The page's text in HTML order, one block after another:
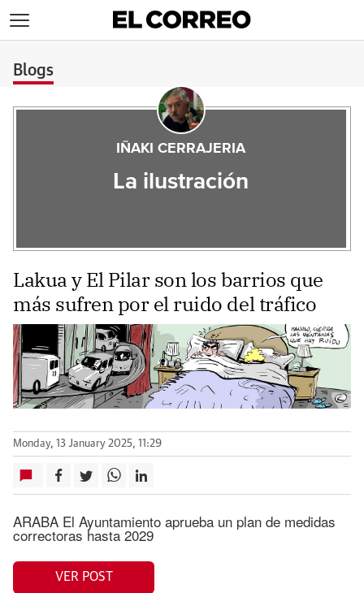
Blogs
IÑAKI CERRAJERIA
La ilustración
Lakua y El Pilar son los barrios que
más sufren por el ruido del tráfico
Monday, 13 January 2025, 11:29
ARABA El Ayuntamiento aprueba un plan de medidas
correctoras hasta 2029
VER POST